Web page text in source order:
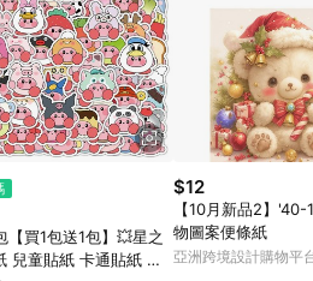
【買1包送1包】💥星之
兒童貼紙 卡通貼紙 獎
$12
【10月新品2】
物圖案便條紙
亞洲跨境設計購物平